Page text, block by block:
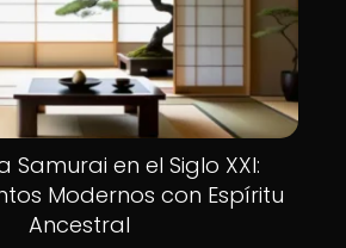
Samurai en el Siglo XXI:
Modernos con Espíritu
Ancestral